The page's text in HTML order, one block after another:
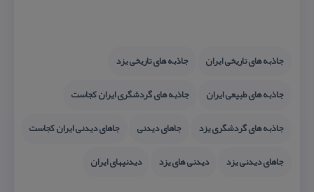
جاذبه های تاریخی ایران
جاذبه های تاریخی یزد
جاذبه های طبیعی ایران
جاذبه های گردشگری ایران كجاست
جاذبه های گردشگری یزد
جاهای دیدنی
جاهای دیدنی ایران كجاست
جاهای دیدنی یزد
دیدنی های یزد دیدنیهای ایران